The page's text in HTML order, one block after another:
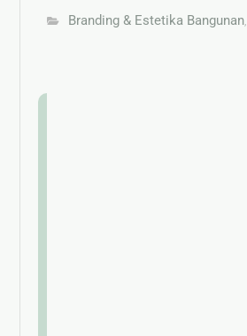
Branding & Estetika Bangunan,